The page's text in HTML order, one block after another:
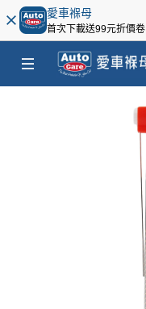
愛車褓母
首次下載送99元折價卷